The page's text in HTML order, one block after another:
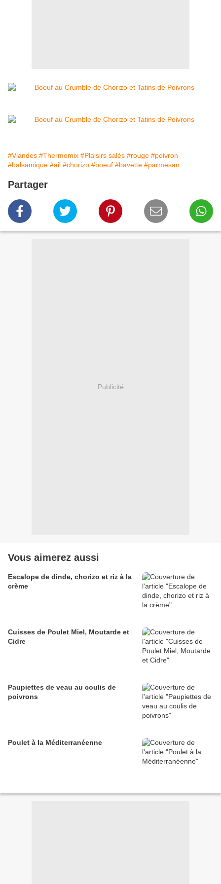
#Viandes #Thermomix #Plaisirs salés #rouge #poivron
#balsamique #ail #chorizo #boeuf #bavette #parmesan
Partager
Publicité
Vous aimerez aussi
Escalope de dinde, chorizo et riz à la
crème
Cuisses de Poulet Miel, Moutarde et
Cidre
Paupiettes de veau au coulis de
poivrons
Poulet à la Méditerranéenne